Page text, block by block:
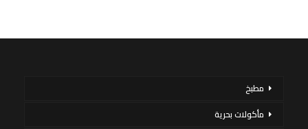
مطبخ
مأكولات بحرية